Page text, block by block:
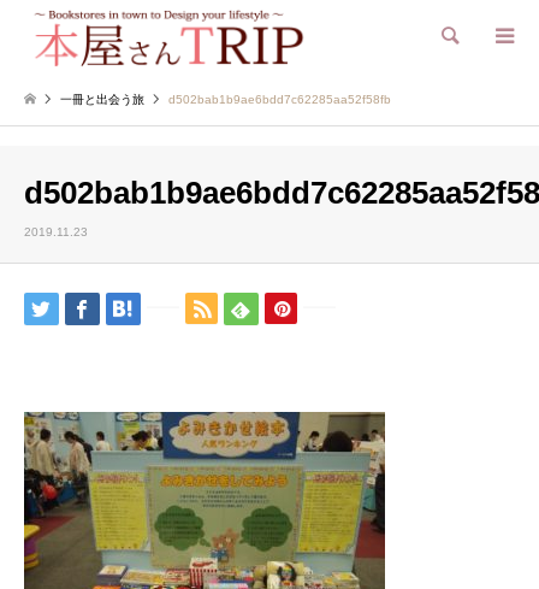
検索
一冊と出会う旅 d502bab1b9ae6bdd7c62285aa52f58fb
2019.11.23